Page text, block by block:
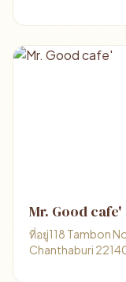
Mr. Good cafe'
ที่อยู่118 Tambon
Chanthaburi